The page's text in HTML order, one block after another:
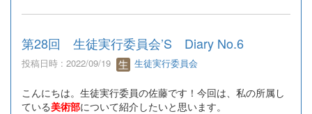
第28回 生徒実行委員会’S Diary No.6
投稿日時 : 2022/09/19 生徒実行委員会
こんにちは。生徒実行委員の佐藤です！今回は、私の所属し
ている美術部について紹介したいと思います。